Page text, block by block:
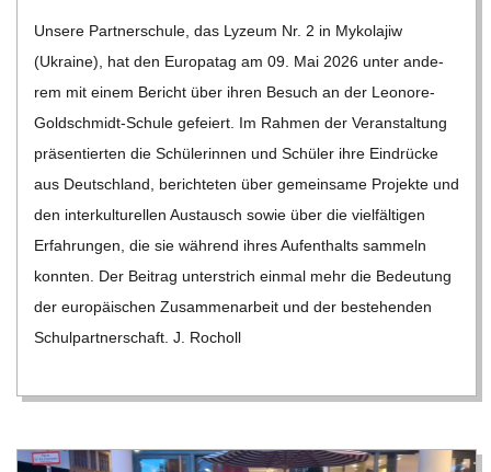
G
O
L
D
S
C
H
M
Unsere Part­ner­schule, das Lyzeum Nr. 2 in Myko­la­jiw
(Ukraine), hat den Euro­pa­tag am 09. Mai 2026 unter ande­
rem mit einem Bericht über ihren Besuch an der Leo­­nore-
Gol­d­­schmidt-Schule gefei­ert. Im Rah­men der Ver­an­stal­tung
prä­sen­tier­ten die Schü­le­rin­nen und Schü­ler ihre Ein­drü­cke
aus Deutsch­land, berich­te­ten über gemein­same Pro­jekte und
den inter­kul­tu­rel­len Aus­tausch sowie über die viel­fäl­ti­gen
Erfah­run­gen, die sie wäh­rend ihres Auf­ent­halts sam­meln
konn­ten. Der Bei­trag unter­strich ein­mal mehr die Bedeu­tung
der euro­päi­schen Zusam­men­ar­beit und der bestehen­den
Schul­part­ner­schaft. J. Rocholl